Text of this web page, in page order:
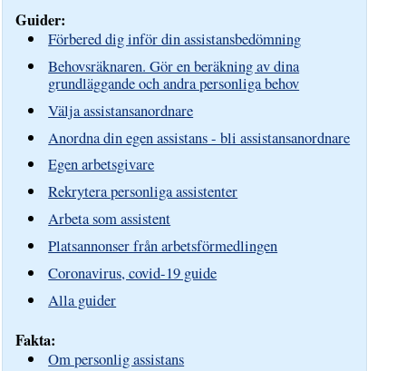
Guider:
Förbered dig inför din assistansbedömning
Behovsräknaren. Gör en beräkning av dina
grundläggande och andra personliga behov
Välja assistansanordnare
Anordna din egen assistans - bli assistansanordnare
Egen arbetsgivare
Rekrytera personliga assistenter
Arbeta som assistent
Platsannonser från arbetsförmedlingen
Coronavirus, covid-19 guide
Alla guider
Fakta:
Om personlig assistans